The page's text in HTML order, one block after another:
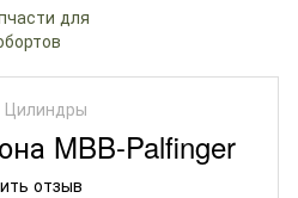
Цилиндры
MBB-Palfinger
отзыв